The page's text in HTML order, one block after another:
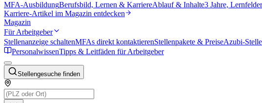
MFA-AusbildungBerufsbild, Lernen & KarriereAblauf & Inhalte3 Jahre,
Karriere-Artikel im Magazin entdecken
Magazin
Für Arbeitgeber
Stellenanzeige schaltenMFAs direkt kontaktierenStellenpakete & PreiseAzubi-
PersonalwissenTipps & Leitfäden für Arbeitgeber
Stellengesuche finden